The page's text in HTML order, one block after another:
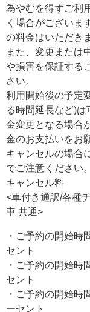
為やむを得ずご利
く場合がございま
の料金はいただき
また、変更または
や損害を保証する
さい。
利用開始後の予定
る時間延長など)
金変更となる場合
金のお支払いをお
キャンセルの場合
でご注意ください。
キャンセル料
<車付き通訳/各種
車 共通>
・ご予約の開始時
セント
・ご予約の開始時
セント
・ご予約の開始時
ーセント